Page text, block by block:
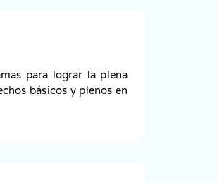
para lograr la plena
básicos y plenos en